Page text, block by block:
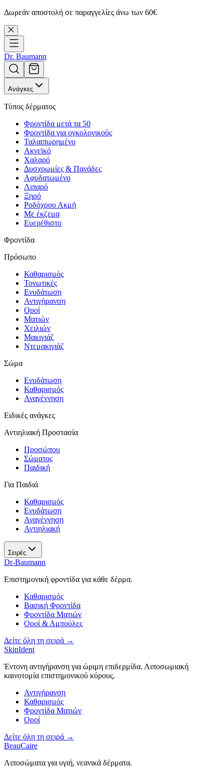
Δωρεάν αποστολή σε παραγγελίες άνω των 60€
Dr. Baumann
Ανάγκες
Τύπος δέρματος
Φροντίδα μετά τα 50
Φροντίδα για ογκολογικούς
Ταλαιπωρημένο
Ακνεϊκό
Χαλαρό
Δυσχρωμίες & Πανάδες
Αφυδατωμένο
Λιπαρό
Ξηρό
Ροδόχρου Ακμή
Με έκζεμα
Ευερέθιστο
Φροντίδα
Πρόσωπο
Καθαρισμός
Τονωτικές
Ενυδάτωση
Αντιγήρανση
Οροί
Ματιών
Χειλιών
Μακιγιάζ
Ντεμακιγιάζ
Σώμα
Ενυδάτωση
Καθαρισμός
Αναγέννηση
Ειδικές ανάγκες
Αντιηλιακή Προστασία
Προσώπου
Σώματος
Παιδική
Για Παιδιά
Καθαρισμός
Ενυδάτωση
Αναγέννηση
Αντιηλιακή
Σειρές
Dr-Baumann
Επιστημονική φροντίδα για κάθε δέρμα.
Καθαρισμός
Βασική Φροντίδα
Φροντίδα Ματιών
Οροί & Αμπούλες
Δείτε όλη τη σειρά →
SkinIdent
Έντονη αντιγήρανση για ώριμη επιδερμίδα. Λιποσωμιακή
καινοτομία επιστημονικού κύρους.
Αντιγήρανση
Καθαρισμός
Φροντίδα Ματιών
Οροί
Δείτε όλη τη σειρά →
BeauCaire
Λιποσώματα για υγιή, νεανικά δέρματα.